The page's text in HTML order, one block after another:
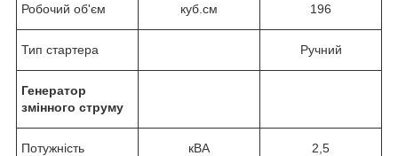
Робочий об'єм куб.см 196
Тип стартера Ручний
Генератор
змінного струму
Потужність кВА 2,5